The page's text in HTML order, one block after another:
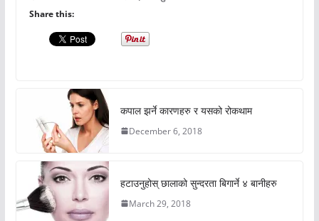
Share this:
कपाल झर्ने कारणहरु र यसको रोकथाम
December 6, 2018
हटाउनुहोस् छालाको सुन्दरता बिगार्ने ४ बानीहरु
March 29, 2018